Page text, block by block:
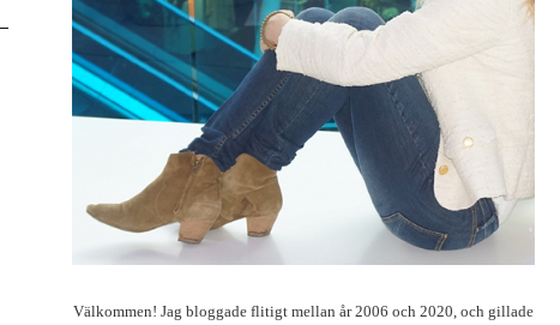
Välkommen! Jag bloggade flitigt mellan år 2006 och 2020, och gillade